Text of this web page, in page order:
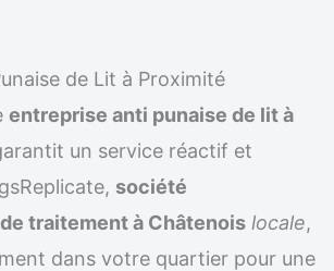
de Lit à Proximité
entreprise anti punaise de lit à
un service réactif et
société
traitement à Châtenois locale,
dans votre quartier pour une